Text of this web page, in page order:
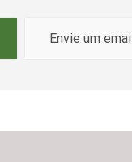
Envie um email